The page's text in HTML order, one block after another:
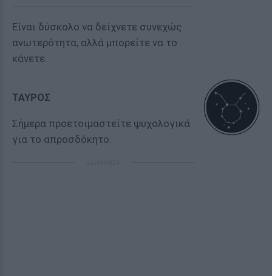
Είναι δύσκολο να δείχνετε συνεχώς
ανωτερότητα, αλλά μπορείτε να το
κάνετε.
ΤΑΥΡΟΣ
Σήμερα προετοιμαστείτε ψυχολογικά
για το απροσδόκητο.